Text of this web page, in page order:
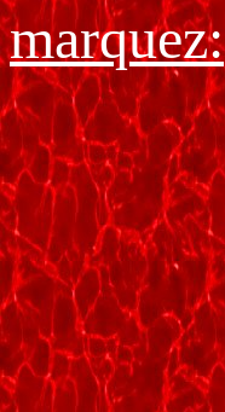
marquez: